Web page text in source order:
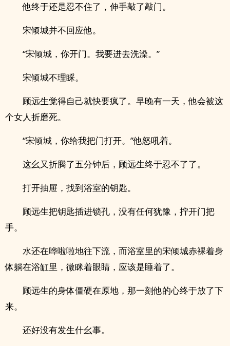
他终于还是忍不住了，伸手敲了敲门。
宋倾城并不回应他。
“宋倾城，你开门。我要进去洗澡。”
宋倾城不理睬。
顾远生觉得自己就快要疯了。早晚有一天，他会被这
个女人折磨死。
“宋倾城，你给我把门打开。”他怒吼着。
这幺又折腾了五分钟后，顾远生终于忍不了了。
打开抽屉，找到浴室的钥匙。
顾远生把钥匙‎插‎‎进‍‍‎锁孔，没有任何犹豫，拧开门把
手。
水还在哗啦啦地往下流，而浴室里的宋倾城赤裸着身
体躺在浴缸里，微眯着眼睛，应该是睡着了。
顾远生的身体僵硬在原地，那一刻他的心终于放了下
来。
还好没有发生什幺事。